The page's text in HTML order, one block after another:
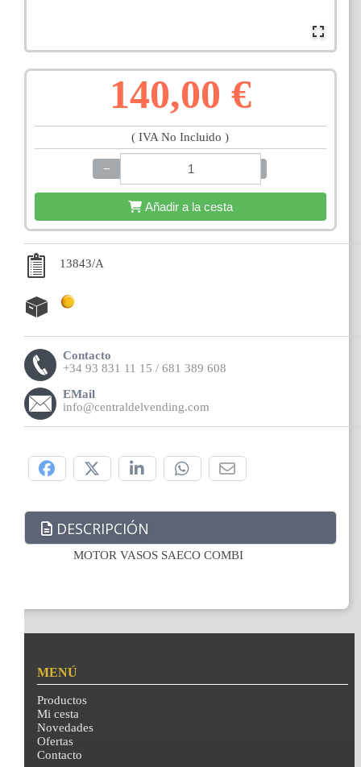
140,00 €
( IVA No Incluido )
−
Añadir a la cesta
13843/A
Contacto
+34 93 831 11 15 / 681 389 608
EMail
info@centraldelvending.com
DESCRIPCIÓN
MOTOR VASOS SAECO COMBI
MENÚ
Productos
Mi cesta
Novedades
Ofertas
Contacto